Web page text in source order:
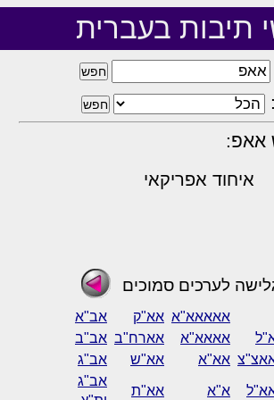
תיבות בעברית
אאפ:
איחוד אפריקאי
לערכים סמוכים
אאאאא"א אא"ק
אב"א
אאאא"א אארח"ב אב"ב
אא"א אא"ש אב"ג
א"א אא"ת
אב"ג